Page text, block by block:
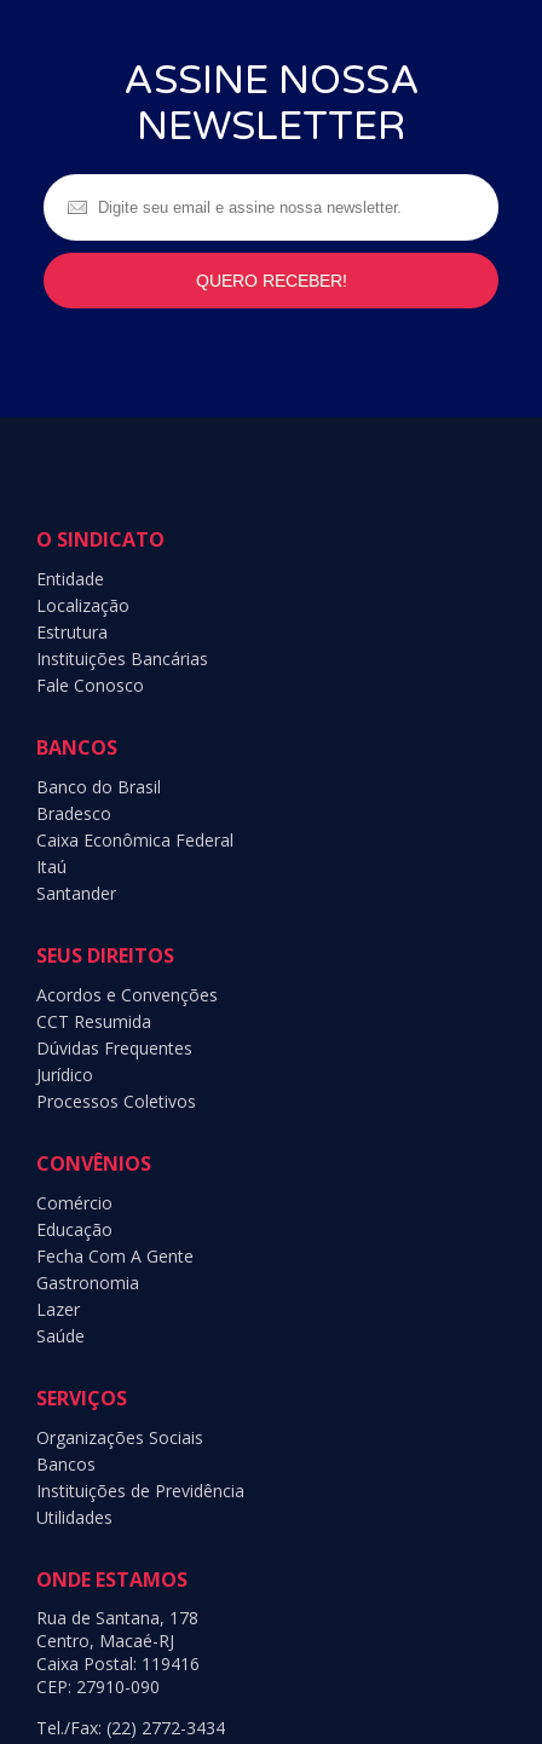
ASSINE NOSSA
NEWSLETTER
O SINDICATO
Entidade
Localização
Estrutura
Instituições Bancárias
Fale Conosco
BANCOS
Banco do Brasil
Bradesco
Caixa Econômica Federal
Itaú
Santander
SEUS DIREITOS
Acordos e Convenções
CCT Resumida
Dúvidas Frequentes
Jurídico
Processos Coletivos
CONVÊNIOS
Comércio
Educação
Fecha Com A Gente
Gastronomia
Lazer
Saúde
SERVIÇOS
Organizações Sociais
Bancos
Instituições de Previdência
Utilidades
ONDE ESTAMOS
Rua de Santana, 178
Centro, Macaé-RJ
Caixa Postal: 119416
CEP: 27910-090
Tel./Fax: (22) 2772-3434